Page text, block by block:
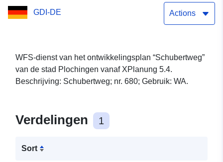
GDI-DE Actions
WFS-dienst van het ontwikkelingsplan “Schubertweg”
van de stad Plochingen vanaf XPlanung 5.4.
Beschrijving: Schubertweg; nr. 680; Gebruik: WA.
Verdelingen 1
Sort